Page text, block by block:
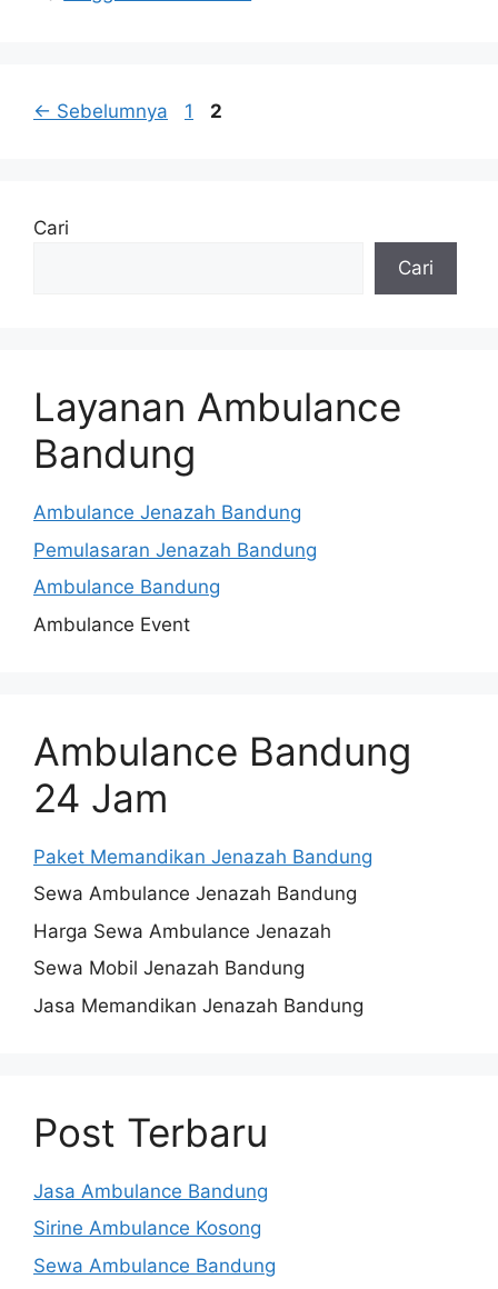
← Sebelumnya Halaman
1 Halaman
2
Cari
Cari
Layanan Ambulance
Bandung
Ambulance Jenazah Bandung
Pemulasaran Jenazah Bandung
Ambulance Bandung
Ambulance Event
Ambulance Bandung
24 Jam
Paket Memandikan Jenazah Bandung
Sewa Ambulance Jenazah Bandung
Harga Sewa Ambulance Jenazah
Sewa Mobil Jenazah Bandung
Jasa Memandikan Jenazah Bandung
Post Terbaru
Jasa Ambulance Bandung
Sirine Ambulance Kosong
Sewa Ambulance Bandung